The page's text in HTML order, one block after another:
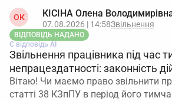
ОК КІСІНА Олена
07.08.2026 | 14:58Звільнення
ВІДПОВІДЬ НАДАНО
Є відповідь АІ
Звільнення працівника під час
непрацездатності: законність
Вітаю! Чи маємо право звільнити
статті 38 КЗпПУ в період його